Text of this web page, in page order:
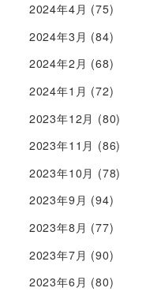
2024年4月 (75)
2024年3月 (84)
2024年2月 (68)
2024年1月 (72)
2023年12月 (80)
2023年11月 (86)
2023年10月 (78)
2023年9月 (94)
2023年8月 (77)
2023年7月 (90)
2023年6月 (80)